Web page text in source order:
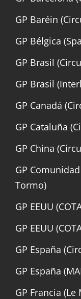
GP Baréin
GP Bélgica
GP Brasil
GP Brasil
GP Canadá
GP Cataluña
GP China
GP
Tormo)
GP EEUU
GP EEUU
GP España
GP España
GP Francia (Le